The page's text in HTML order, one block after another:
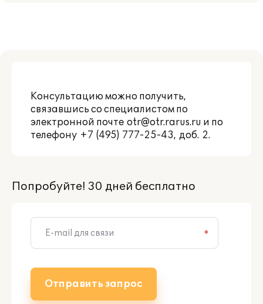
Консультацию можно получить,
связавшись со специалистом по
электронной почте otr@otr.rarus.ru и по
телефону +7 (495) 777-25-43, доб. 2.
Попробуйте! 30 дней бесплатно
*
Отправить запрос